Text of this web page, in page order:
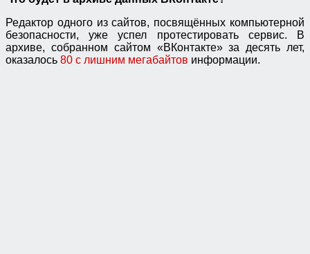
Редактор одного из сайтов, посвящённых компьютерной
безопасности, уже успел протестировать сервис. В
архиве, собранном сайтом «ВКонтакте» за десять лет,
оказалось 80 с лишним мегабайтов информации.